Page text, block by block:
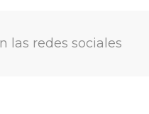
las redes sociales